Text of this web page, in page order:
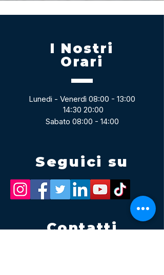
I Nostri
Orari
Lunedi - Venerdì 08:00 - 13:00
14:30 20:00
Sabato 08:00 - 14:00
Seguici su
Contatti